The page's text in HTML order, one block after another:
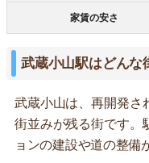
家賃の安さ
武蔵小山駅はどんな
武蔵小山は、再開発さ
街並みが残る街です。
ョンの建設や道の整備